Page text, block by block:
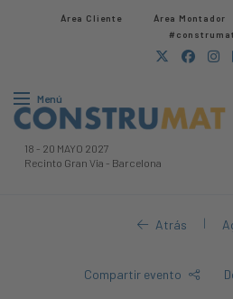
Área Cliente Área Montador
#construmat
Menú
18 - 20 MAYO 2027
Recinto Gran Via - Barcelona
Atrás |
Compartir evento